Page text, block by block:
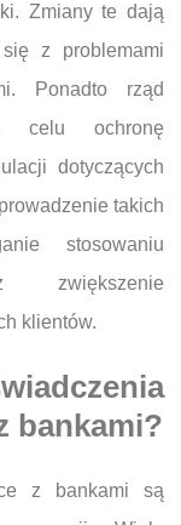
Zmiany te dają
z problemami
Ponadto rząd
celu ochronę
dotyczących
takich
stosowaniu
zwiększenie
klientów.
bankami?
z bankami są